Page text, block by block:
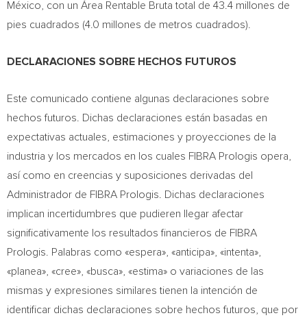
México, con un Área Rentable Bruta total de 43.4 millones de
pies cuadrados (4.0 millones de metros cuadrados).
DECLARACIONES SOBRE HECHOS FUTUROS
Este comunicado contiene algunas declaraciones sobre
hechos futuros. Dichas declaraciones están basadas en
expectativas actuales, estimaciones y proyecciones de la
industria y los mercados en los cuales FIBRA Prologis opera,
así como en creencias y suposiciones derivadas del
Administrador de FIBRA Prologis. Dichas declaraciones
implican incertidumbres que pudieren llegar afectar
significativamente los resultados financieros de FIBRA
Prologis. Palabras como «espera», «anticipa», «intenta»,
«planea», «cree», «busca», «estima» o variaciones de las
mismas y expresiones similares tienen la intención de
identificar dichas declaraciones sobre hechos futuros, que por